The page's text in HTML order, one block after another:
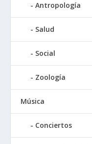
Antropología
Salud
Social
Zoología
Música
Conciertos